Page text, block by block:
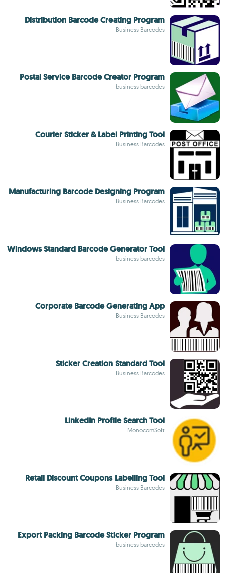
Distribution Barcode Creating Program
Business Barcodes
Postal Service Barcode Creator Program
business barcodes
Courier Sticker & Label Printing Tool
Business Barcodes
Manufacturing Barcode Designing Program
Business Barcodes
Windows Standard Barcode Generator Tool
business barcodes
Corporate Barcode Generating App
Business Barcodes
Sticker Creation Standard Tool
Business Barcodes
LinkedIn Profile Search Tool
MonocomSoft
Retail Discount Coupons Labelling Tool
Business Barcodes
Export Packing Barcode Sticker Program
business barcodes